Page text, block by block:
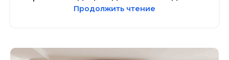
Продолжить чтение